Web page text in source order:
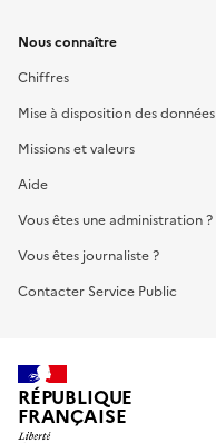
Nous connaître
Chiffres
Mise à disposition des données
Missions et valeurs
Aide
Vous êtes une administration ?
Vous êtes journaliste ?
Contacter Service Public
RÉPUBLIQUE
FRANÇAISE